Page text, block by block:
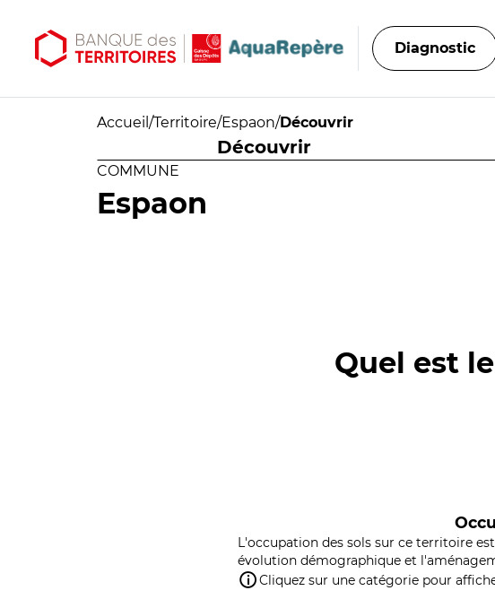
Diagnostic
Accueil /Territoire/Espaon/Découvrir
Découvrir
COMMUNE
Espaon
Quel est
L'occupation des sols sur ce territoire
évolution démographique et
Cliquez sur une catégorie pour